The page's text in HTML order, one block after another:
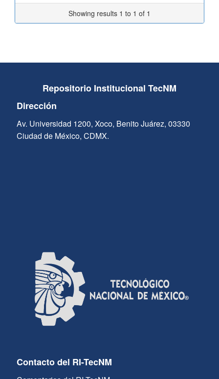
Showing results 1 to 1 of 1
Repositorio Institucional TecNM
Dirección
Av. Universidad 1200, Xoco, Benito Juárez, 03330
Ciudad de México, CDMX.
Contacto del RI-TecNM